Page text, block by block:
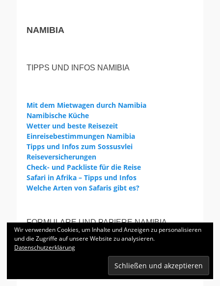
NAMIBIA
TIPPS UND INFOS NAMIBIA
Mit dem Mietwagen durch Namibia
Namibische Küche
Wetter und beste Reisezeit
Einreisebestimmungen Namibia
Tipps und Infos zum Sossusvlei
Reiseversicherungen
Check- und Packliste für die Reise
Safari in Afrika – Tipps und Infos
Welche Arten von Safaris gibt es?
FORMULARE UND PAPIERE NAMIBIA
Einverständnis anderer Elternteil
Wir verwenden Cookies, um Inhalte und Anzeigen zu personalisieren
und die Zugriffe auf unsere Website zu analysieren.
Datenschutzerklärung